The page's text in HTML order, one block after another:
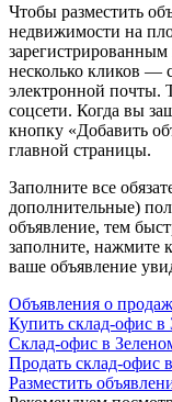
Чтобы разместить
недвижимости на
несколько кликов —
электронной почты.
соцсети. Когда вы
кнопку «Добавить
главной страницы.
Заполните все
дополнительные)
объявление, тем
заполните, нажмите
ваше объявление
Объявления о
Купить склад-офис в
Склад-офис в
Продать склад-офис
Разместить